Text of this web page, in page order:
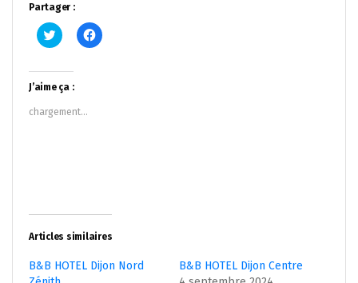
Partager :
Cliquez
pour
Twitter(ouvre
dans
une
nouvelle
fenêtre)
Cliquez
pour
J’aime ça :
chargement…
Articles similaires
B&B HOTEL Dijon Nord
B&B HOTEL Dijon Centre